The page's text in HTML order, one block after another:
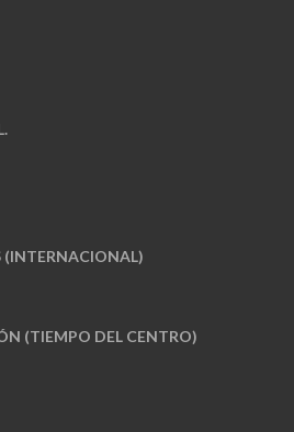
(INTERNACIONAL)
(TIEMPO DEL CENTRO)